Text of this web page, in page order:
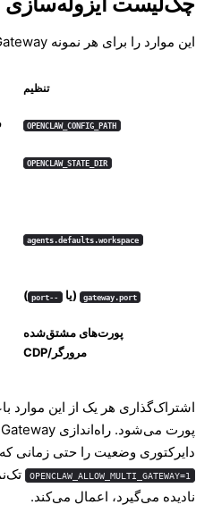
این موارد را برای هر نمونه Gateway منحصربه‌فرد نگه دارید:
تنظیم
OPENCLAW_CONFIG_PATH
OPENCLAW_STATE_DIR
agents.defaults.workspace
gateway.port (یا --port
)
پورت‌های مشتق‌شده
مرورگر/CDP
اشتراک‌گذاری هر یک از این موارد
دایرکتوری وضعیت را حتی زمانی که
OPENCLAW_ALLOW_MULTI_GATEWAY=1
نادیده می‌گیرد، اعمال می‌کند.